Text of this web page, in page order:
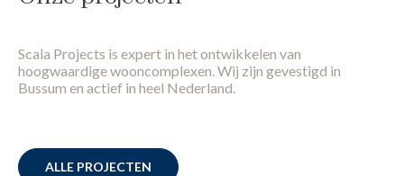
Scala Projects is expert in het ontwikkelen van
hoogwaardige wooncomplexen. Wij zijn gevestigd in
Bussum en actief in heel Nederland.
ALLE PROJECTEN